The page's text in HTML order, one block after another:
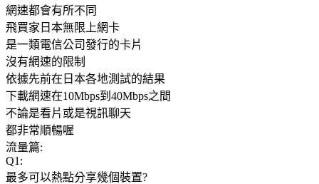
網速都會有所不同
飛買家日本無限上網卡
是一類電信公司發行的卡片
沒有網速的限制
依據先前在日本各地測試的結果
下載網速在10Mbps到40Mbps之間
不論是看片或是視訊聊天
都非常順暢喔
流量篇:
Q1:
最多可以熱點分享幾個裝置?